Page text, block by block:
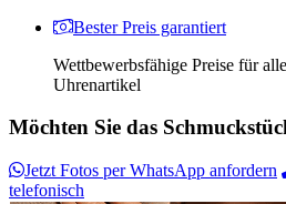
Bester Preis garantiert
Wettbewerbsfähige Preise für
Uhrenartikel
Möchten Sie das
Jetzt Fotos per WhatsApp anfordern
telefonisch